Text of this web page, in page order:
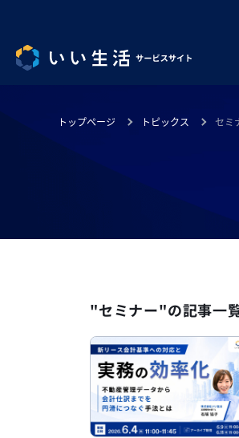
トップページ トピックス セミ
"セミナー"の記事一